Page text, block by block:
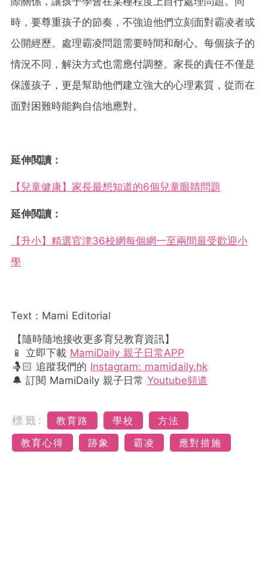
時，要尊重孩子的節奏，不強迫他們立刻面對霸凌者或
公開經歷。處理霸凌問題需要時間和耐心。每個孩子的
情況不同，解決方式也需應付調整。家長的責任不僅是
保護孩子，更是幫助他們建立強大的心理素質，從而在
面對困難時能夠自信地應對。
延伸閲讀：
【兒童健康】家長最想知道的6個兒童眼睛問題
延伸閲讀：
【升小】精選官津36校網每個網一至兩間最受歡迎小
學
Text：Mami Editorial
【隨時隨地接收更多育兒教育資訊】
📱 立即下載 MamiDaily 親子日常APP
🤱🏻 追蹤我們的 Instagram: mamidaily.hk
🔔 訂閱 MamiDaily 親子日常 Youtube頻道
標籤: 教育路 學校
方法
教育心得
跡象 霸凌 應對措施